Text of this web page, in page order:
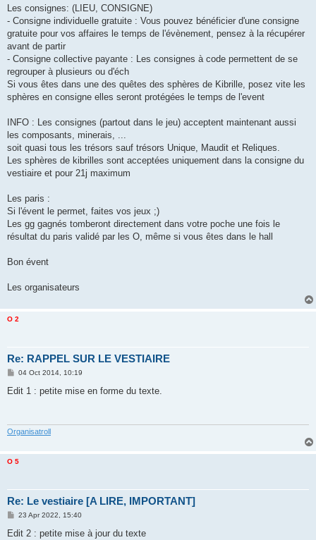
Les consignes: (LIEU, CONSIGNE)
- Consigne individuelle gratuite : Vous pouvez bénéficier d'une consigne
gratuite pour vos affaires le temps de l'évènement, pensez à la récupérer
avant de partir
- Consigne collective payante : Les consignes à code permettent de se
regrouper à plusieurs ou d'éch
Si vous êtes dans une des quêtes des sphères de Kibrille, posez vite les
sphères en consigne elles seront protégées le temps de l'event
INFO : Les consignes (partout dans le jeu) acceptent maintenant aussi
les composants, minerais, ...
soit quasi tous les trésors sauf trésors Unique, Maudit et Reliques.
Les sphères de kibrilles sont acceptées uniquement dans la consigne du
vestiaire et pour 21j maximum
Les paris :
Si l'évent le permet, faites vos jeux ;)
Les gg gagnés tomberont directement dans votre poche une fois le
résultat du paris validé par les O, même si vous êtes dans le hall
Bon évent
Les organisateurs
O 2
Re: RAPPEL SUR LE VESTIAIRE
P
s
04 Oct 2014, 10:19
Edit 1 : petite mise en forme du texte.
Organisatroll
O 5
Re: Le vestiaire [A LIRE, IMPORTANT]
P
s
23 Apr 2022, 15:40
Edit 2 : petite mise à jour du texte